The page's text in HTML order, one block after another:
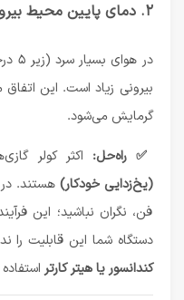
۲. دمای پایین محیط بیرونی و یخ‌زدگی کندانسور
در
بیرونی زیاد است. این
گرمایش می‌شود.
✅ راه‌حل: اکثر کولر
(یخ‌زدایی خودکار) هستند.
فن، نگران نباشید؛ این
دستگاه شما این قابلیت را
کندانسور یا هیتر کارتر